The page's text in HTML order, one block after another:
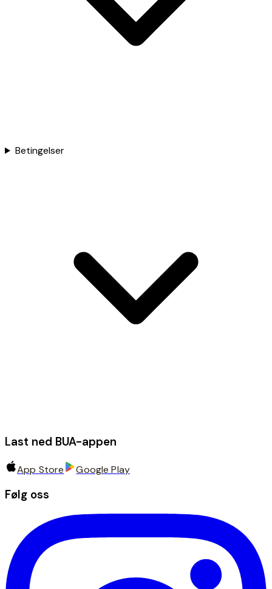
Betingelser
Last ned BUA-appen
App Store Google Play
Følg oss